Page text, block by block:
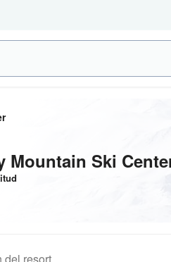
Mountain Ski